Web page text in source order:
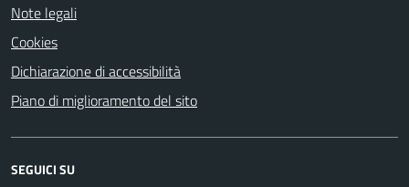
Note legali
Cookies
Dichiarazione di accessibilità
Piano di miglioramento del sito
SEGUICI SU